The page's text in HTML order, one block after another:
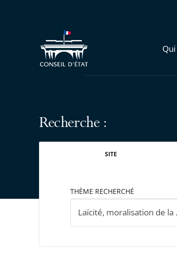
Recherche :
SITE
THÈME RECHERCHÉ